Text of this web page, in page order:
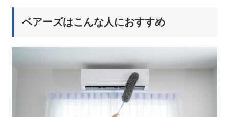
ベアーズはこんな人におすすめ